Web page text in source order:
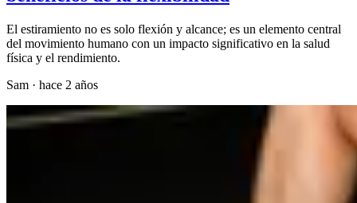
El estiramiento no es solo flexión y alcance; es un elemento central
del movimiento humano con un impacto significativo en la salud
física y el rendimiento.
Sam · hace 2 años